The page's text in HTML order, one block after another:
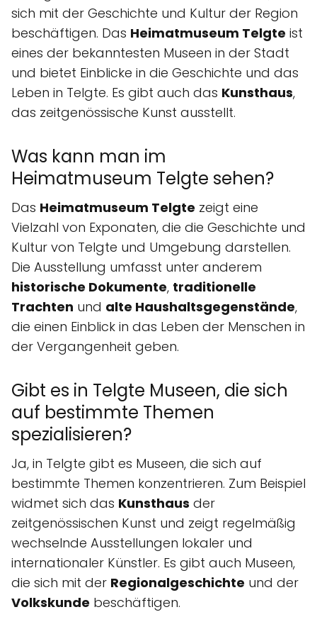
sich mit der Geschichte und Kultur der Region
beschäftigen. Das Heimatmuseum Telgte ist
eines der bekanntesten Museen in der Stadt
und bietet Einblicke in die Geschichte und das
Leben in Telgte. Es gibt auch das Kunsthaus,
das zeitgenössische Kunst ausstellt.
Was kann man im
Heimatmuseum Telgte sehen?
Das Heimatmuseum Telgte zeigt eine
Vielzahl von Exponaten, die die Geschichte und
Kultur von Telgte und Umgebung darstellen.
Die Ausstellung umfasst unter anderem
historische Dokumente, traditionelle
Trachten und alte Haushaltsgegenstände,
die einen Einblick in das Leben der Menschen in
der Vergangenheit geben.
Gibt es in Telgte Museen, die sich
auf bestimmte Themen
spezialisieren?
Ja, in Telgte gibt es Museen, die sich auf
bestimmte Themen konzentrieren. Zum Beispiel
widmet sich das Kunsthaus der
zeitgenössischen Kunst und zeigt regelmäßig
wechselnde Ausstellungen lokaler und
internationaler Künstler. Es gibt auch Museen,
die sich mit der Regionalgeschichte und der
Volkskunde beschäftigen.